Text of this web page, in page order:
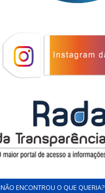
NÃO ENCONTROU O QUE QUERIA?